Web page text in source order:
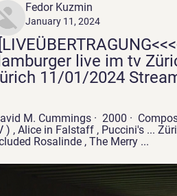
Fedor Kuzmin
January 11, 2024
live im tv
11/01/2024
) , Alice in Falstaff , Puccini's ...
Rosalinde , The Merry ...